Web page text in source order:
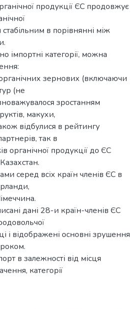
продукції ЄС продовжує
в порівнянні між
імпортні категорії, можна
зернових (включаючи
(не
зростанням
макухи,
відбулися в рейтингу
так в
органічної продукції до ЄС
серед всіх країн членів ЄС в
дані 28-и країн-членів ЄС
і відображені основні зрушення
в залежності від місця
категорії